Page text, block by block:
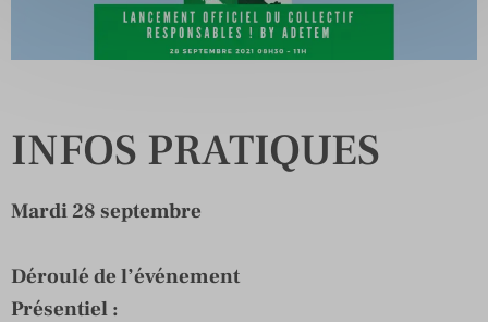
INFOS PRATIQUES
Mardi 28 septembre
Déroulé de l’événement
Présentiel :